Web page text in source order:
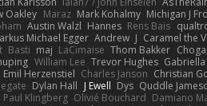
Oakley Maraz Mark Kohalmy Michigan J
Austin Walzl Hannes Rens Bais
Michael Egger Andrew J Caramel the
Basti maj LaCimaise Thom Bakker
William Lee Trevor Hughes
Emil Herzenstiel Charles Janson Christian
Dylan Hall J Ewell Dys Quddle
Paul Klingberg Olivié Bouchard Damiano